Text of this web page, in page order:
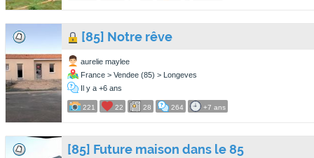
[85] Notre rêve
aurelie maylee
France > Vendee (85) > Longeves
Il y a +6 ans
221 22 28 264 +7 ans
[85] Future maison dans le 85